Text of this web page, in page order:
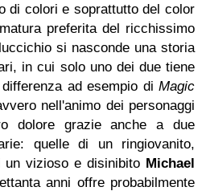
di colori e soprattutto del color
preferita del ricchissimo
si nasconde una storia
in cui solo uno dei due tiene
ad esempio diMagic
nell'animo dei personaggi
dolore grazie anche a due
quelle di un ringiovanito,
vizioso e disinibito Michael
anni offre probabilmente